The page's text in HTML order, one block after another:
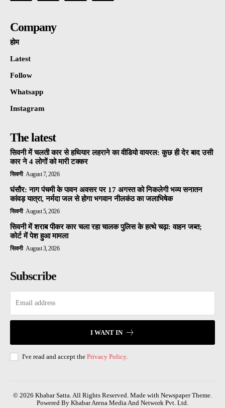
Company
होम
Latest
Follow
Whatsapp
Instagram
The latest
सिवनी में चलती कार से हथियार लहराने का वीडियो वायरल: कुछ ही देर बाद उसी
कार ने 4 लोगों को मारी टक्कर
सिवनी August 7, 2026
घंसौर: नाग पंचमी के पावन अवसर पर 17 अगस्त को निकलेगी भव्य सनातन
कांवड़ यात्रा, नर्मदा जल से होगा भगवान नीलकंठ का जलाभिषेक
सिवनी August 5, 2026
सिवनी में शराब पीकर कार चला रहा चालक पुलिस के हत्थे चढ़ा: वाहन जब्त;
कोर्ट में पेश हुआ मामला
सिवनी August 3, 2026
Subscribe
I WANT IN
I've read and accept the Privacy Policy.
© 2026 Khabar Satta. All Rights Reserved. Made with Newspaper Theme.
Powered By Khabar Arena Media And Network Pvt. Ltd.